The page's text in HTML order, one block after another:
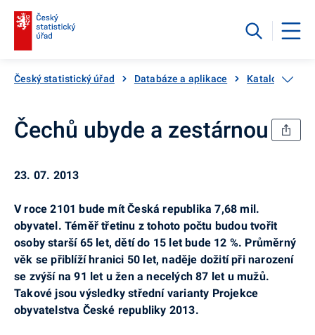
Český statistický úřad Databáze a aplikace Katalog
Čechů ubyde a zestárnou
23. 07. 2013
V roce 2101 bude mít Česká republika 7,68 mil.
obyvatel. Téměř třetinu z tohoto počtu budou tvořit
osoby starší 65 let, dětí do 15 let bude 12 %. Průměrný
věk se přiblíží hranici 50 let, naděje dožití při narození
se zvýší na 91 let u žen a necelých 87 let u mužů.
Takové jsou výsledky střední varianty Projekce
obyvatelstva České republiky 2013.